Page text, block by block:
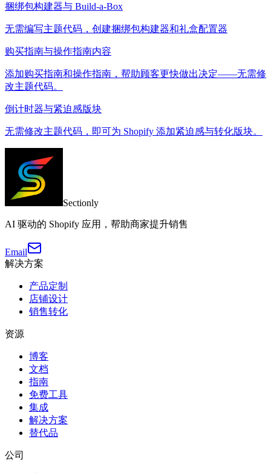
捆绑包构建器与 Build-a-Box
无需编写主题代码，创建捆绑包构建器和礼盒配置器
购买指南与操作指南内容
添加购买指南和操作指南，帮助顾客更快做出决定——无需修
改主题代码。
倒计时器与紧迫感版块
无需修改主题代码，即可为 Shopify 添加紧迫感与转化版块。
Sectionly
AI 驱动的 Shopify 应用，帮助商家提升销售
Email
解决方案
产品定制
店铺设计
销售转化
资源
博客
文档
指南
免费工具
集成
解决方案
替代品
公司